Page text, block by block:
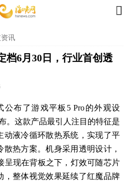

讯
档6月30日，行业首创透
公布了游戏平板5 Pro的外观设
。这款产品最引人注目的特征是
动液冷循环散热系统，实现了平
热方案。机身采用透明设计，
呈现在背板之下，灯效可随芯片
，整体视觉效果延续了红魔品牌